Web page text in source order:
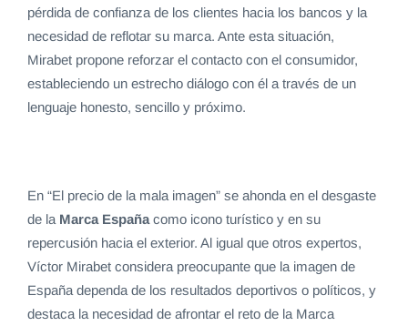
pérdida de confianza de los clientes hacia los bancos y la
necesidad de reflotar su marca. Ante esta situación,
Mirabet propone reforzar el contacto con el consumidor,
estableciendo un estrecho diálogo con él a través de un
lenguaje honesto, sencillo y próximo.
En “El precio de la mala imagen” se ahonda en el desgaste
de la Marca España como icono turístico y en su
repercusión hacia el exterior. Al igual que otros expertos,
Víctor Mirabet considera preocupante que la imagen de
España dependa de los resultados deportivos o políticos, y
destaca la necesidad de afrontar el reto de la Marca